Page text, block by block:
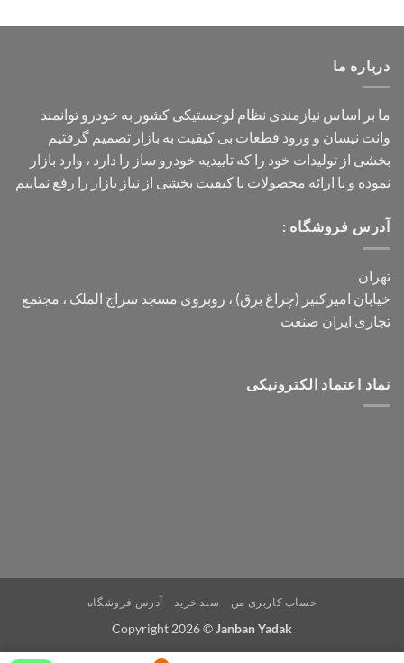
درباره ما
ما بر اساس نیازمندی نظام لوجستیکی کشور به خودرو توانمند
وانت نیسان و ورود قطعات بی کیفیت به بازار تصمیم گرفتیم
بخشی از تولیدات خود را که تاییدیه خودرو ساز را دارد ، وارد بازار
نموده و با ارائه محصولات با کیفیت بخشی از نیاز بازار را رفع نماییم
آدرس فروشگاه :
تهران
خیابان امیرکبیر (چراغ برق) ، روبروی مسجد سراج الملک ، مجتمع
تجاری ایران صنعت
نماد اعتماد الکترونیکی
حساب کاربری من سبد خرید آدرس فروشگاه
Copyright 2026 © Janban Yadak